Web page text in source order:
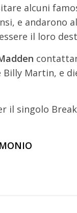
alcuni
e andarono
il loro
Billy Martin, e
il singolo